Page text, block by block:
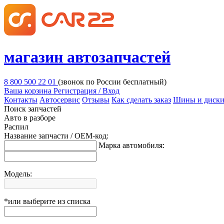
магазин автозапчастей
8 800 500 22 01 (звонок по России бесплатный)
Ваша корзина Регистрация / Вход
Контакты Автосервис Отзывы Как сделать заказ Шины и диски
Поиск запчастей
Авто в разборе
Распил
Название запчасти / OEM-код:
Марка автомобиля:
Модель:
*или выберите из списка